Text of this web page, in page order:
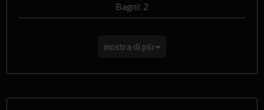
Bagni: 2
mostra di più